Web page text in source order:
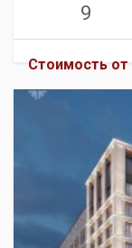
9
Стоимость от